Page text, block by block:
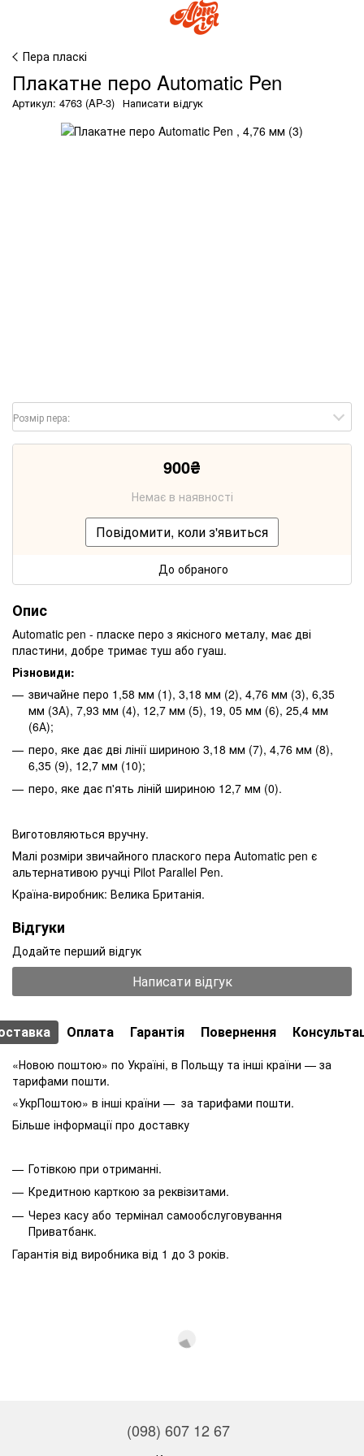
Пера пласкі
Плакатне перо Automatic Pen
Артикул: 4763 (AP-3) Написати відгук
Розмір пера:
900₴
Немає в наявності
Повідомити, коли з'явиться
До обраного
Опис
Automatic pen - пласке перо з якісного металу, має дві
пластини, добре тримає туш або гуаш.
Різновиди:
звичайне перо 1,58 мм (1), 3,18 мм (2), 4,76 мм (3), 6,35
мм (3А), 7,93 мм (4), 12,7 мм (5), 19, 05 мм (6), 25,4 мм
(6А);
перо, яке дає дві лінії шириною 3,18 мм (7), 4,76 мм (8),
6,35 (9), 12,7 мм (10);
перо, яке дає п'ять ліній шириною 12,7 мм (0).
Виготовляються вручну.
Малі розміри звичайного плаского пера Automatic pen є
альтернативою ручці Pilot Parallel Pen.
Країна-виробник: Велика Британія.
Відгуки
Додайте перший відгук
Написати відгук
Оплата Гарантія Повернення
«Новою поштою» по Україні, в Польщу та інші країни — за
тарифами пошти.
«УкрПоштою» в інші країни — за тарифами пошти.
Більше інформації про доставку
Готівкою при отриманні.
Кредитною карткою за реквізитами.
Через касу або термінал самообслуговування
Приватбанк.
Гарантія від виробника від 1 до 3 років.
(098) 607 12 67